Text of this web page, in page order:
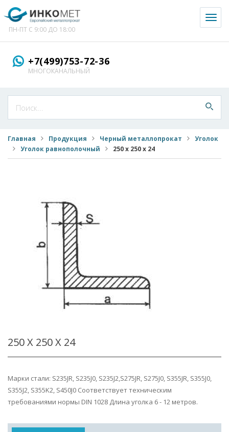
ПН-ПТ С 9:00 ДО 18:00
+7(499)753-72-36
МНОГОКАНАЛЬНЫЙ
Главная Продукция Черный металлопрокат
Уголок
Уголок равнополочный
250 х 250 х 24
250 Х 250 Х 24
Марки стали: S235JR, S235J0, S235J2,S275JR, S275J0, S355JR, S355J0,
S355J2, S355K2, S450J0 Соответствует техническим
требованиями нормы DIN 1028 Длина уголка 6 - 12 метров.